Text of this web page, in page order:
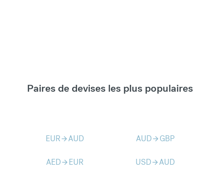
Paires de devises les plus populaires
EURarrow_forwardAUD AUDarrow_forward GBP
AEDarrow_forward EUR USDarrow_forwardAUD